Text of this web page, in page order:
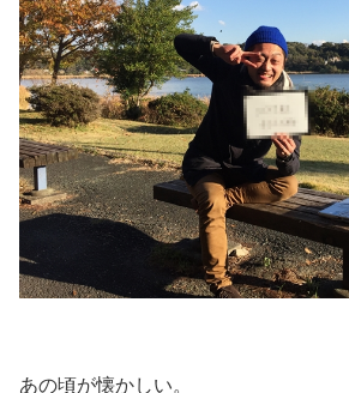
あの頃が懐かしい。